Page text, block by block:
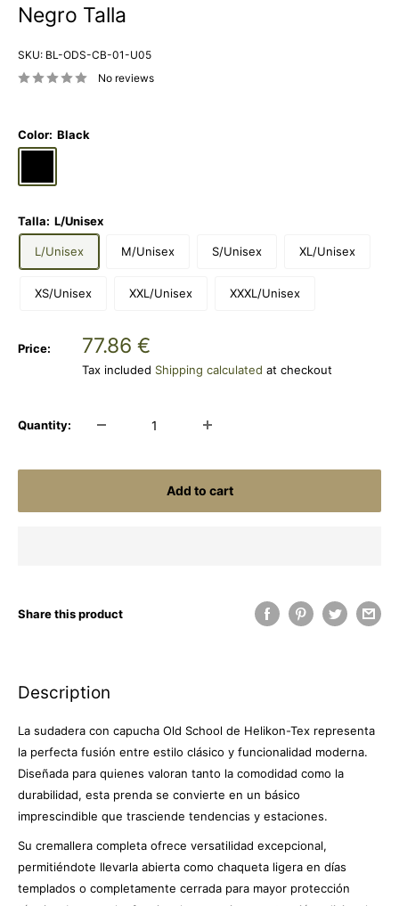
Negro Talla
SKU: BL-ODS-CB-01-U05
No reviews
Color: Black
Talla: L/Unisex
L/Unisex M/Unisex S/Unisex XL/Unisex
XS/Unisex XXL/Unisex XXXL/Unisex
Price:
Sale
price
77.86 €
Tax included Shipping calculated at checkout
Quantity:
Add to cart
Share this product
Description
La sudadera con capucha Old School de Helikon-Tex representa
la perfecta fusión entre estilo clásico y funcionalidad moderna.
Diseñada para quienes valoran tanto la comodidad como la
durabilidad, esta prenda se convierte en un básico
imprescindible que trasciende tendencias y estaciones.
Su cremallera completa ofrece versatilidad excepcional,
permitiéndote llevarla abierta como chaqueta ligera en días
templados o completamente cerrada para mayor protección